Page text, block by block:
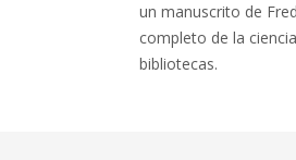
un manuscrito de
completo de la
bibliotecas.